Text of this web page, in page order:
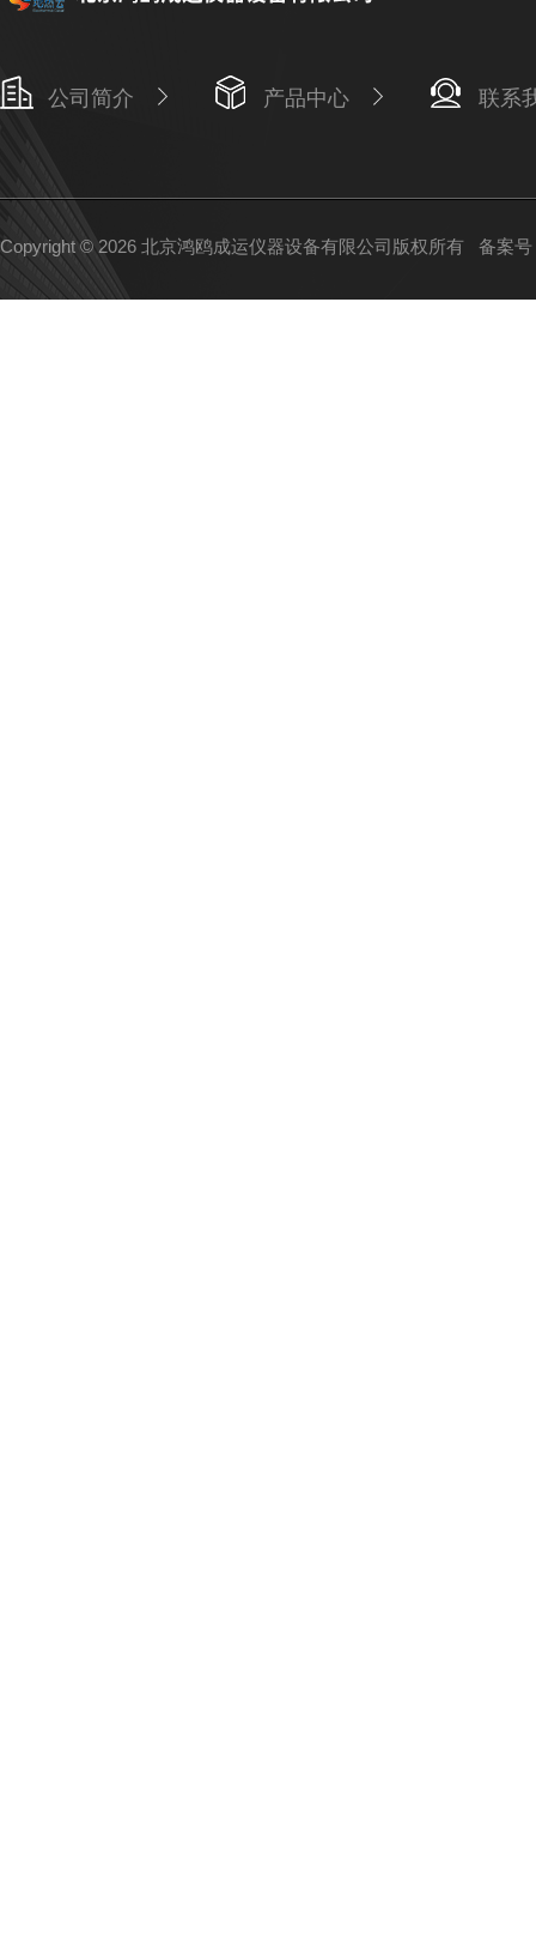
公司简介 产品中心 联系
Copyright © 2026 北京鸿鸥成运仪器设备有限公司版权所有 备案号